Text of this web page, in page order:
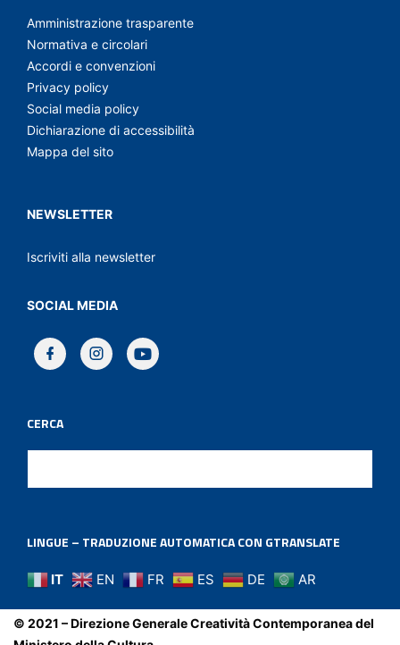
Amministrazione trasparente
Normativa e circolari
Accordi e convenzioni
Privacy policy
Social media policy
Dichiarazione di accessibilità
Mappa del sito
NEWSLETTER
Iscriviti alla newsletter
SOCIAL MEDIA
CERCA
LINGUE – TRADUZIONE AUTOMATICA CON GTRANSLATE
IT EN FR ES DE AR
© 2021 – Direzione Generale Creatività Contemporanea del